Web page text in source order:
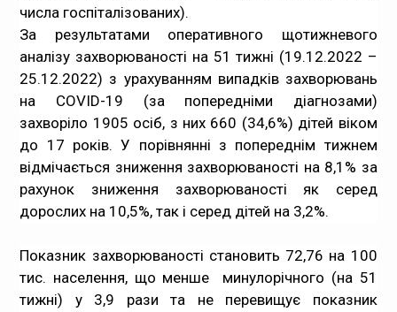
Карта сайта
числа госпіталізованих).
За результатами оперативного щотижневого
аналізу захворюваності на 51 тижні (19.12.2022 –
25.12.2022) з урахуванням випадків захворювань
на COVID-19 (за попередніми діагнозами)
захворіло 1905 осіб, з них 660 (34,6%) дітей віком
до 17 років. У порівнянні з попереднім тижнем
відмічається зниження захворюваності на 8,1% за
рахунок зниження захворюваності як серед
дорослих на 10,5%, так і серед дітей на 3,2%.
Показник захворюваності становить 72,76 на 100
тис. населення, що менше минулорічного (на 51
тижні) у 3,9 рази та не перевищує показник